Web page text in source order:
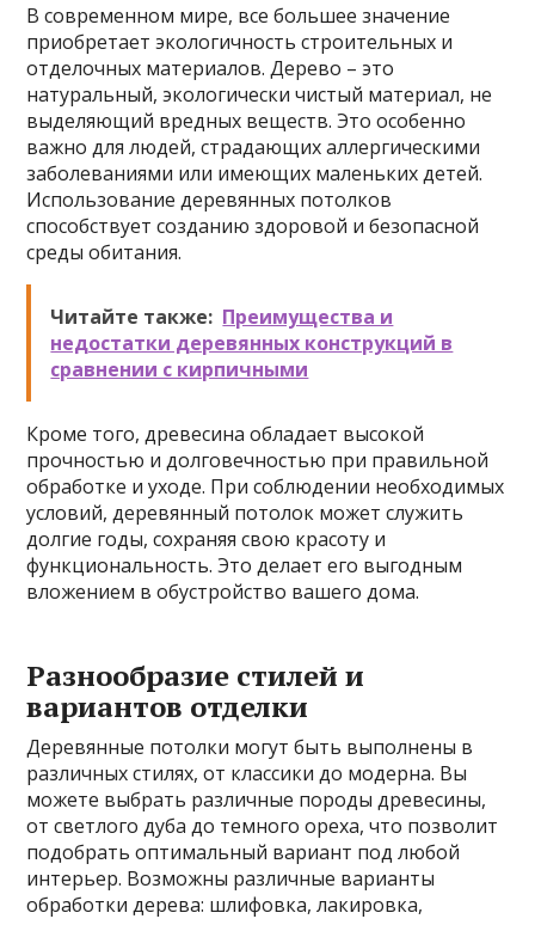
В современном мире, все большее значение
приобретает экологичность строительных и
отделочных материалов. Дерево – это
натуральный, экологически чистый материал, не
выделяющий вредных веществ. Это особенно
важно для людей, страдающих аллергическими
заболеваниями или имеющих маленьких детей.
Использование деревянных потолков
способствует созданию здоровой и безопасной
среды обитания.
Читайте также: Преимущества и
недостатки деревянных конструкций в
сравнении с кирпичными
Кроме того, древесина обладает высокой
прочностью и долговечностью при правильной
обработке и уходе. При соблюдении необходимых
условий, деревянный потолок может служить
долгие годы, сохраняя свою красоту и
функциональность. Это делает его выгодным
вложением в обустройство вашего дома.
Разнообразие стилей и
вариантов отделки
Деревянные потолки могут быть выполнены в
различных стилях, от классики до модерна. Вы
можете выбрать различные породы древесины,
от светлого дуба до темного ореха, что позволит
подобрать оптимальный вариант под любой
интерьер. Возможны различные варианты
обработки дерева: шлифовка, лакировка,